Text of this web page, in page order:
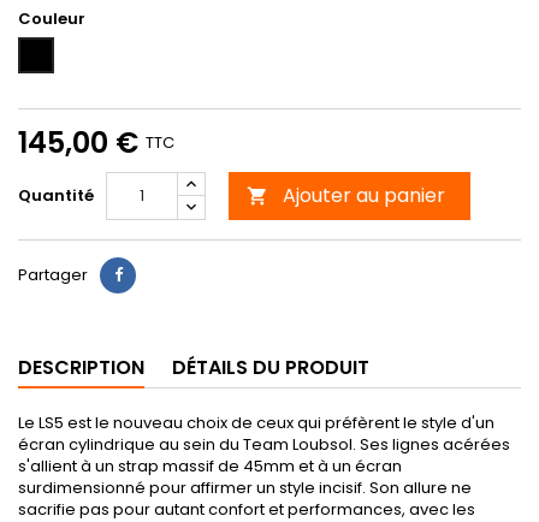
Couleur
145,00 € TTC
Quantité  Ajouter au panier
Partager
DESCRIPTION DÉTAILS DU PRODUIT
Le LS5 est le nouveau choix de ceux qui préfèrent le style d'un
écran cylindrique au sein du Team Loubsol. Ses lignes acérées
s'allient à un strap massif de 45mm et à un écran
surdimensionné pour affirmer un style incisif. Son allure ne
sacrifie pas pour autant confort et performances, avec les